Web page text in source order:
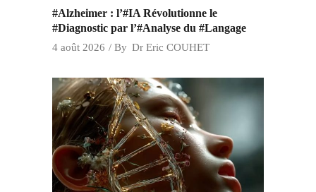
#Alzheimer : l’#IA Révolutionne le
#Diagnostic par l’#Analyse du #Langage
4 août 2026 By Dr Eric COUHET